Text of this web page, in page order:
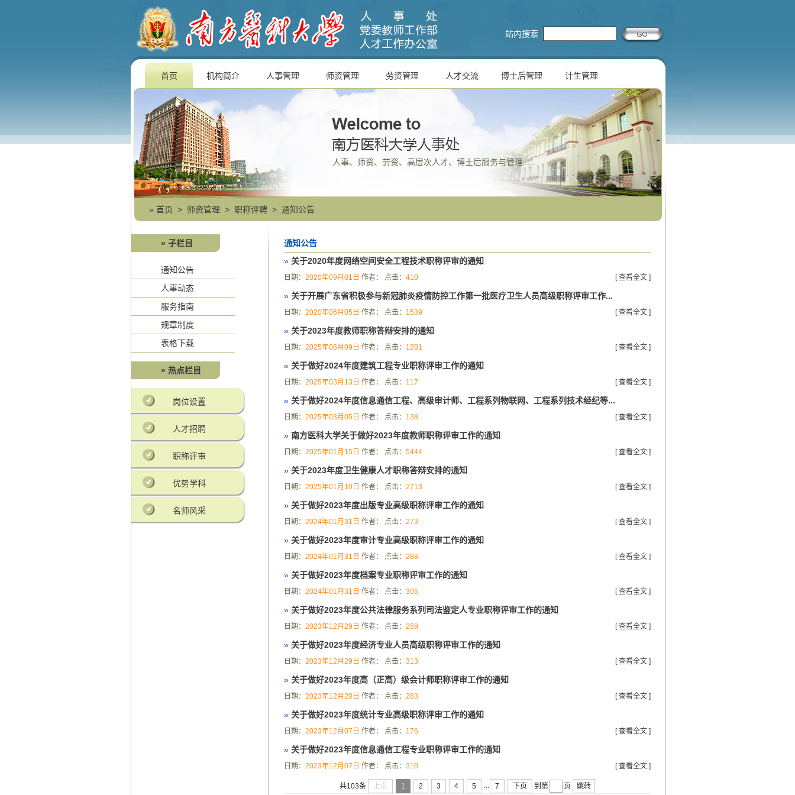
站内搜索
首页 机构简介 人事管理 师资管理 劳资管理 人才交流 博士后管理 计生管理
人事、师资、劳资、高层次人才、博士后服务与管理.....
» 首页 > 师资管理 > 职称评聘 > 通知公告
» 子栏目
通知公告
人事动态
服务指南
规章制度
表格下载
» 热点栏目
岗位设置
人才招聘
职称评审
优势学科
名师风采
通知公告
» 关于2020年度网络空间安全工程技术职称评审的通知
[ 查看全文 ]
日期： 2020年09月01日 作者： 点击： 410
» 关于开展广东省积极参与新冠肺炎疫情防控工作第一批医疗卫生人员高级职称评审工作...
[ 查看全文 ]
日期： 2020年06月05日 作者： 点击： 1539
» 关于2023年度教师职称答辩安排的通知
[ 查看全文 ]
日期： 2025年06月09日 作者： 点击： 1201
» 关于做好2024年度建筑工程专业职称评审工作的通知
[ 查看全文 ]
日期： 2025年03月13日 作者： 点击： 117
» 关于做好2024年度信息通信工程、高级审计师、工程系列物联网、工程系列技术经纪等...
[ 查看全文 ]
日期： 2025年03月05日 作者： 点击： 138
» 南方医科大学关于做好2023年度教师职称评审工作的通知
[ 查看全文 ]
日期： 2025年01月15日 作者： 点击： 5444
» 关于2023年度卫生健康人才职称答辩安排的通知
[ 查看全文 ]
日期： 2025年01月10日 作者： 点击： 2713
» 关于做好2023年度出版专业高级职称评审工作的通知
[ 查看全文 ]
日期： 2024年01月31日 作者： 点击： 273
» 关于做好2023年度审计专业高级职称评审工作的通知
[ 查看全文 ]
日期： 2024年01月31日 作者： 点击： 288
» 关于做好2023年度档案专业职称评审工作的通知
[ 查看全文 ]
日期： 2024年01月31日 作者： 点击： 305
» 关于做好2023年度公共法律服务系列司法鉴定人专业职称评审工作的通知
[ 查看全文 ]
日期： 2023年12月29日 作者： 点击： 259
» 关于做好2023年度经济专业人员高级职称评审工作的通知
[ 查看全文 ]
日期： 2023年12月29日 作者： 点击： 313
» 关于做好2023年度高（正高）级会计师职称评审工作的通知
[ 查看全文 ]
日期： 2023年12月20日 作者： 点击： 283
» 关于做好2023年度统计专业高级职称评审工作的通知
[ 查看全文 ]
日期： 2023年12月07日 作者： 点击： 176
» 关于做好2023年度信息通信工程专业职称评审工作的通知
[ 查看全文 ]
日期： 2023年12月07日 作者： 点击： 310
共103条 上页 1 2 3 4 5 ... 7 下页 到第 页 跳转